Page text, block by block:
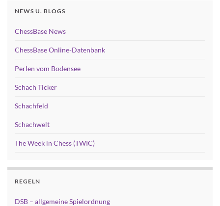
NEWS U. BLOGS
ChessBase News
ChessBase Online-Datenbank
Perlen vom Bodensee
Schach Ticker
Schachfeld
Schachwelt
The Week in Chess (TWIC)
REGELN
DSB – allgemeine Spielordnung